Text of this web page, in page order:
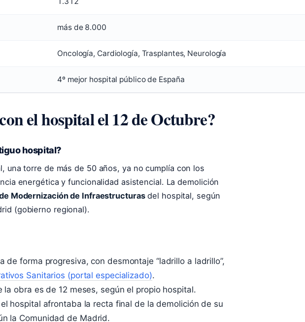
más de 8.000
Oncología, Cardiología, Trasplantes, Neurología
4º mejor hospital público de España
el hospital el 12 de Octubre?
hospital?
una torre de más de 50 años, ya no cumplía con los
energética y funcionalidad asistencial. La demolición
Modernización de Infraestructurasdel hospital, según
(gobierno regional).
de forma progresiva, con desmontaje “ladrillo a ladrillo”,
Sanitarios (portal especializado).
la obra es de 12 meses, según el propio hospital.
hospital afrontaba la recta final de la demolición de su
la Comunidad de Madrid.